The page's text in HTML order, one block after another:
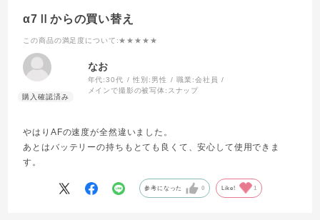
α7Ⅱからの買い替え
この商品の満足度について :★★★★★
なお
年代:30代 性別: 男性 職業:会社員
メインで撮影の被写体: スナップ
やはりAFの速度が全然違いました。
あとはバッテリーの持ちもとても良くて、安心して使用できま
す。
参考になった 0 Like! 1